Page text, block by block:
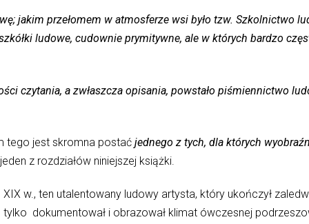
jakim przełomem w atmosferze wsi było tzw. Szkolnictwo
ludowe, cudownie prymitywne, ale w których bardzo
czytania, a zwłaszcza opisania, powstało piśmiennictwo
tego jest skromna postać jednego z tych, dla których
z rozdziałów niniejszej książki.
w., ten utalentowany ludowy artysta, który ukończył
dokumentował i obrazował klimat ówczesnej